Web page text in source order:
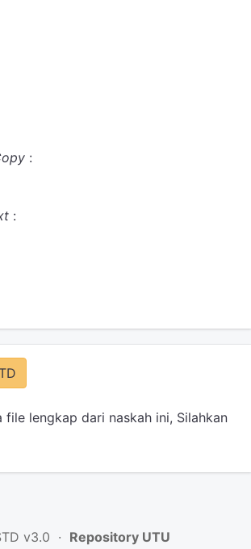
:
:
file lengkap dari naskah ini, Silahkan
v3.0 · Repository UTU